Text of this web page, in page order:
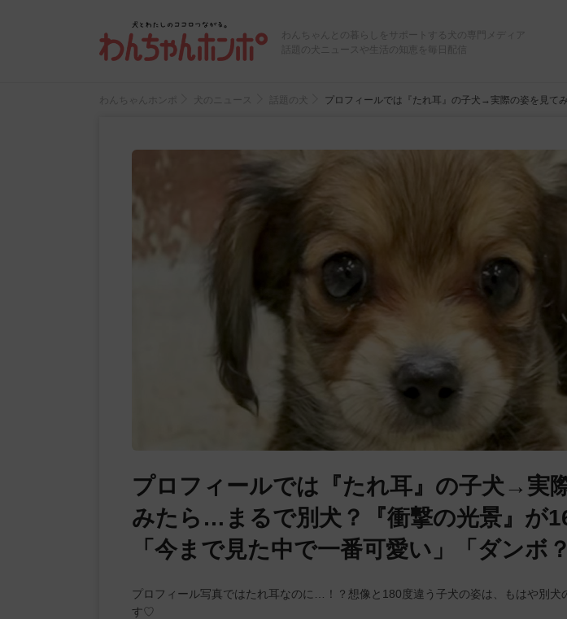
わんちゃんとの暮らしをサポートする犬の専門メディア
話題の犬ニュースや生活の知恵を毎日配信
わんちゃんホンポ 犬のニュース 話題の犬 プロフィールでは『たれ耳』の子犬→実際の姿を見て
プロフィールでは『たれ耳』の子犬→実
みたら…まるで別犬？『衝撃の光景』が
「今まで見た中で一番可愛い」「ダンボ？
プロフィール写真ではたれ耳なのに…！？想像と180度違う子犬の姿は、もはや別犬
す♡